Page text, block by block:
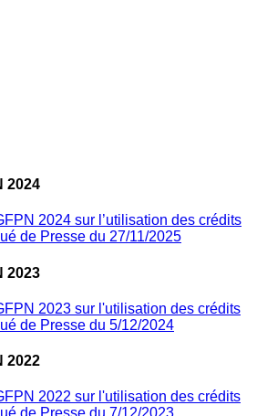
2024
2024 sur l’utilisation des crédits
de Presse du 27/11/2025
2023
2023 sur l'utilisation des crédits
de Presse du 5/12/2024
2022
2022 sur l'utilisation des crédits